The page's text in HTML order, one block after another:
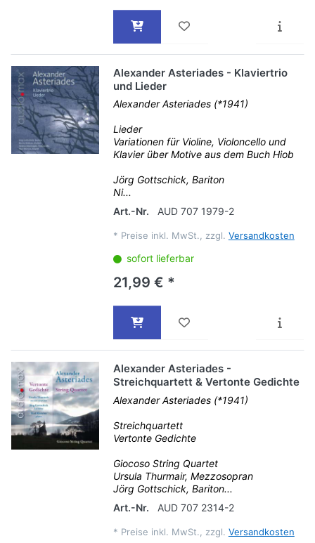
Alexander Asteriades - Klaviertrio
und Lieder
Alexander Asteriades (*1941)
Lieder
Variationen für Violine, Violoncello und
Klavier über Motive aus dem Buch Hiob
Jörg Gottschick, Bariton
Ni...
Art.-Nr.
AUD 707 1979-2
* Preise inkl. MwSt., zzgl. Versandkosten
sofort lieferbar
21,99 € *
Alexander Asteriades -
Streichquartett & Vertonte Gedichte
Alexander Asteriades (*1941)
Streichquartett
Vertonte Gedichte
Giocoso String Quartet
Ursula Thurmair, Mezzosopran
Jörg Gottschick, Bariton...
Art.-Nr.
AUD 707 2314-2
* Preise inkl. MwSt., zzgl. Versandkosten